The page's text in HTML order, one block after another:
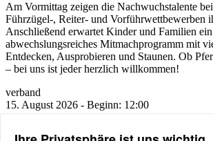
Am Vormittag zeigen die Nachwuchstalente
Führzügel-, Reiter- und Vorführwettbewerben
Anschließend erwartet Kinder und Familien ein
abwechslungsreiches Mitmachprogramm mit
Entdecken, Ausprobieren und Staunen. Ob
– bei uns ist jeder herzlich willkommen!
verband
15. August 2026 - Beginn: 12:00